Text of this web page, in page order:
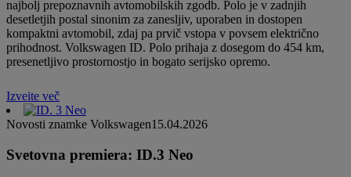
najbolj prepoznavnih avtomobilskih zgodb. Polo je v zadnjih
desetletjih postal sinonim za zanesljiv, uporaben in dostopen
kompaktni avtomobil, zdaj pa prvič vstopa v povsem električno
prihodnost. Volkswagen ID. Polo prihaja z dosegom do 454 km,
presenetljivo prostornostjo in bogato serijsko opremo.
Izveite več
Novosti znamke Volkswagen15.04.2026
Svetovna premiera: ID.3 Neo